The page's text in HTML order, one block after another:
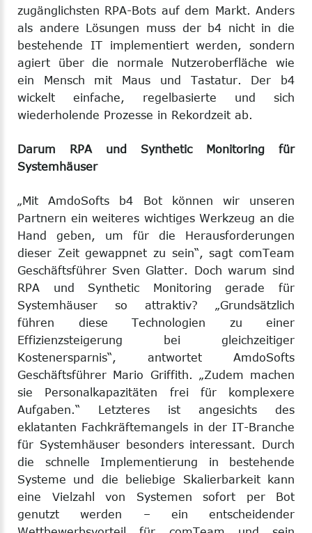
zugänglichsten RPA-Bots auf dem Markt. Anders
als andere Lösungen muss der b4 nicht in die
bestehende IT implementiert werden, sondern
agiert über die normale Nutzeroberfläche wie
ein Mensch mit Maus und Tastatur. Der b4
wickelt einfache, regelbasierte und sich
wiederholende Prozesse in Rekordzeit ab.
Darum RPA und Synthetic Monitoring für
Systemhäuser
„Mit AmdoSofts b4 Bot können wir unseren
Partnern ein weiteres wichtiges Werkzeug an die
Hand geben, um für die Herausforderungen
dieser Zeit gewappnet zu sein“, sagt comTeam
Geschäftsführer Sven Glatter. Doch warum sind
RPA und Synthetic Monitoring gerade für
Systemhäuser so attraktiv? „Grundsätzlich
führen diese Technologien zu einer
Effizienzsteigerung bei gleichzeitiger
Kostenersparnis“, antwortet AmdoSofts
Geschäftsführer Mario Griffith. „Zudem machen
sie Personalkapazitäten frei für komplexere
Aufgaben.“ Letzteres ist angesichts des
eklatanten Fachkräftemangels in der IT-Branche
für Systemhäuser besonders interessant. Durch
die schnelle Implementierung in bestehende
Systeme und die beliebige Skalierbarkeit kann
eine Vielzahl von Systemen sofort per Bot
genutzt werden – ein entscheidender